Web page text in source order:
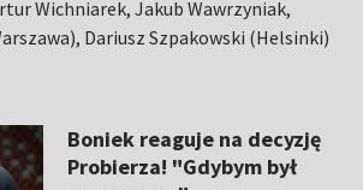
Wichniarek, Jakub Wawrzyniak,
Dariusz Szpakowski (Helsinki)
Boniek reaguje na decyzję
Probierza! "Gdybym był